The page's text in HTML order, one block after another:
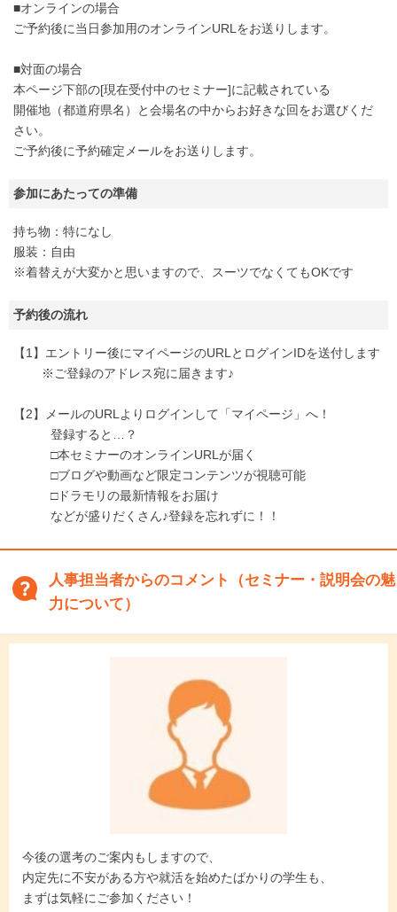
■オンラインの場合
ご予約後に当日参加用のオンラインURLをお送りします。
■対面の場合
本ページ下部の[現在受付中のセミナー]に記載されている
開催地（都道府県名）と会場名の中からお好きな回をお選びくだ
さい。
ご予約後に予約確定メールをお送りします。
参加にあたっての準備
持ち物：特になし
服装：自由
※着替えが大変かと思いますので、スーツでなくてもOKです
予約後の流れ
【1】エントリー後にマイページのURLとログインIDを送付します
※ご登録のアドレス宛に届きます♪
【2】メールのURLよりログインして「マイページ」へ！
登録すると…？
□本セミナーのオンラインURLが届く
□ブログや動画など限定コンテンツが視聴可能
□ドラモリの最新情報をお届け
などが盛りだくさん♪登録を忘れずに！！
人事担当者からのコメント（セミナー・説明会の魅
力について）
今後の選考のご案内もしますので、
内定先に不安がある方や就活を始めたばかりの学生も、
まずは気軽にご参加ください！